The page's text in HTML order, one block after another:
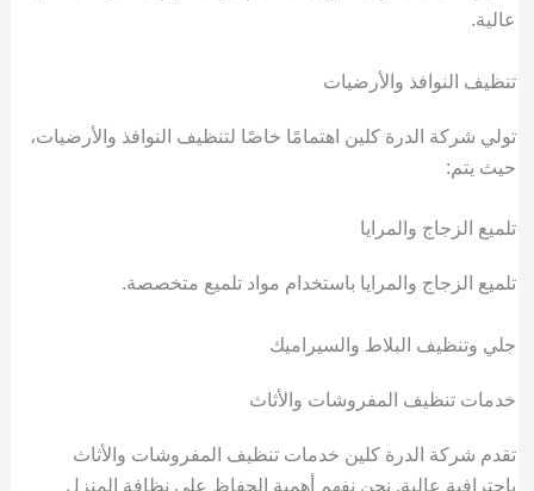
عالية.
تنظيف النوافذ والأرضيات
تولي شركة الدرة كلين اهتمامًا خاصًا لتنظيف النوافذ والأرضيات،
حيث يتم:
تلميع الزجاج والمرايا
تلميع الزجاج والمرايا باستخدام مواد تلميع متخصصة.
جلي وتنظيف البلاط والسيراميك
خدمات تنظيف المفروشات والأثاث
تقدم شركة الدرة كلين خدمات تنظيف المفروشات والأثاث
باحترافية عالية. نحن نفهم أهمية الحفاظ على نظافة المنزل